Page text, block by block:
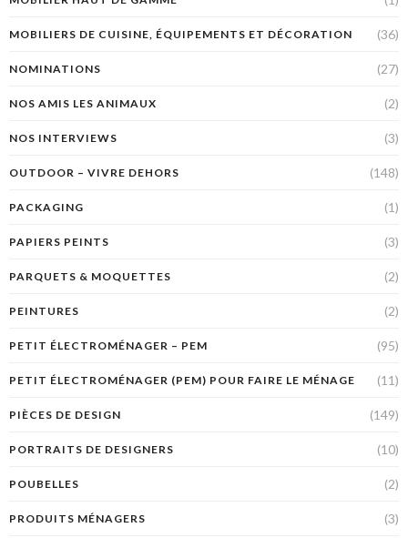
MOBILIERS DE CUISINE, ÉQUIPEMENTS ET DÉCORATION (36)
NOMINATIONS (27)
NOS AMIS LES ANIMAUX (2)
NOS INTERVIEWS (3)
OUTDOOR – VIVRE DEHORS (148)
PACKAGING (1)
PAPIERS PEINTS (3)
PARQUETS & MOQUETTES (2)
PEINTURES (2)
PETIT ÉLECTROMÉNAGER – PEM (95)
PETIT ÉLECTROMÉNAGER (PEM) POUR FAIRE LE MÉNAGE (11)
PIÈCES DE DESIGN (149)
PORTRAITS DE DESIGNERS (10)
POUBELLES (2)
PRODUITS MÉNAGERS (3)